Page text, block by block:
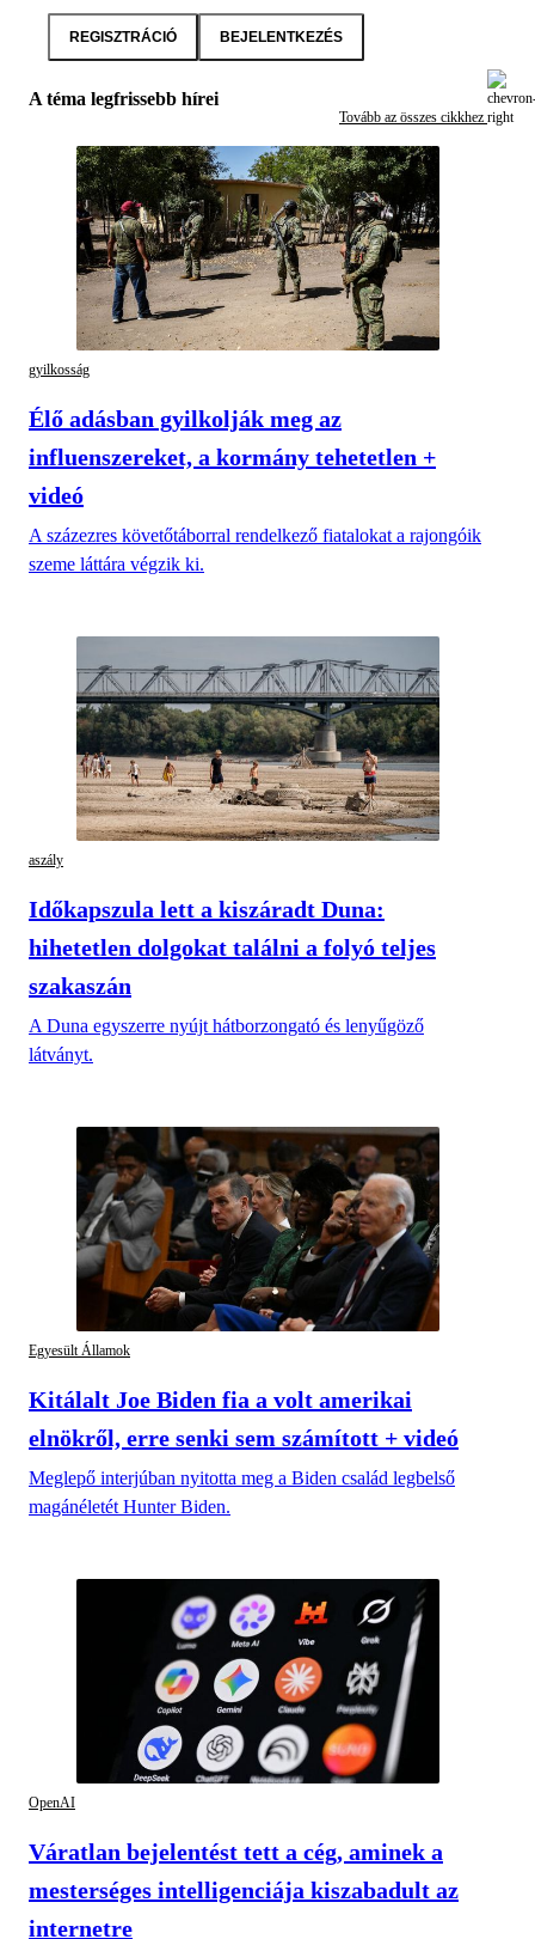
REGISZTRÁCIÓ BEJELENTKEZÉS
A téma legfrissebb hírei
Tovább az összes cikkhez
gyilkosság
Élő adásban gyilkolják meg az
influenszereket, a kormány tehetetlen +
videó
A százezres követőtáborral rendelkező fiatalokat a rajongóik
szeme láttára végzik ki.
aszály
Időkapszula lett a kiszáradt Duna:
hihetetlen dolgokat találni a folyó teljes
szakaszán
A Duna egyszerre nyújt hátborzongató és lenyűgöző
látványt.
Egyesült Államok
Kitálalt Joe Biden fia a volt amerikai
elnökről, erre senki sem számított + videó
Meglepő interjúban nyitotta meg a Biden család legbelső
magánéletét Hunter Biden.
OpenAI
Váratlan bejelentést tett a cég, aminek a
mesterséges intelligenciája kiszabadult az
internetre